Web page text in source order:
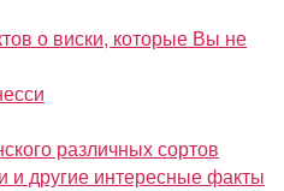
о виски, которые Вы не
различных сортов
и другие интересные факты